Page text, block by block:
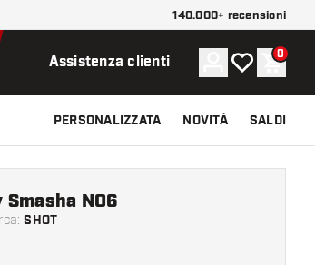
140.000+ recensioni
Assistenza clienti Account
La mia lista
0
PERSONALIZZATA NOVITÀ SALDI
: SHOT
NO6